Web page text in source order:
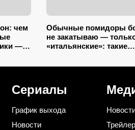
чем
— 4
Обычные помидоры
не закатываю —
«итальянские»: такие
Сериалы
График выхода
Новости